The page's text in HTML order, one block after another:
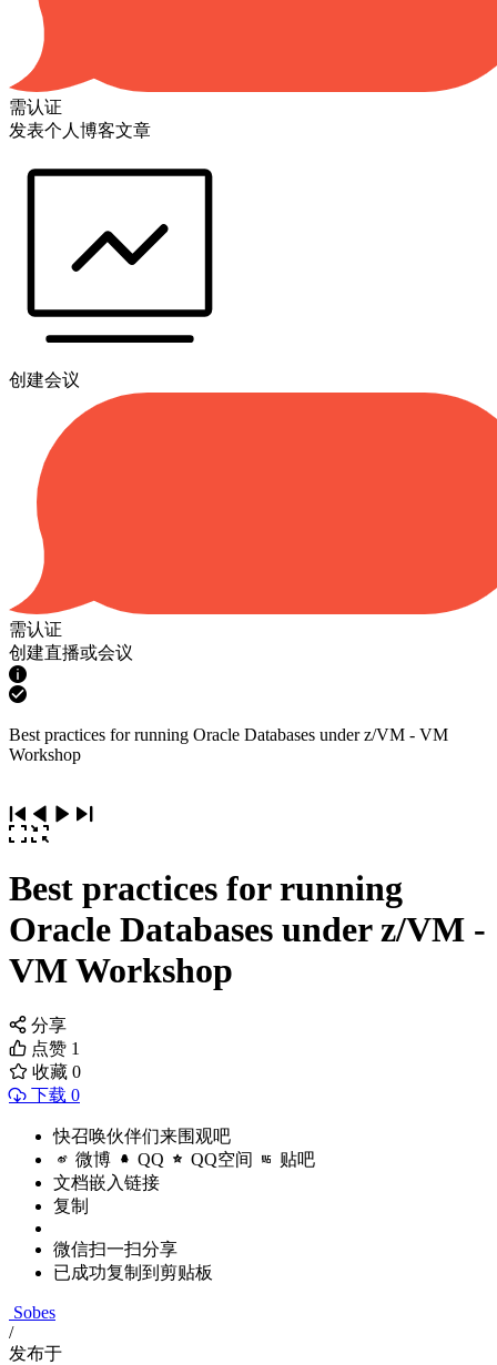
需认证
发表个人博客文章
创建会议
需认证
创建直播或会议
Best practices for running Oracle Databases under z/VM - VM
Workshop
Best practices for running
Oracle Databases under z/VM -
VM Workshop
分享
点赞 1
收藏 0
下载 0
快召唤伙伴们来围观吧
微博 QQ QQ空间 贴吧
文档嵌入链接
复制
微信扫一扫分享
已成功复制到剪贴板
Sobes
/
发布于